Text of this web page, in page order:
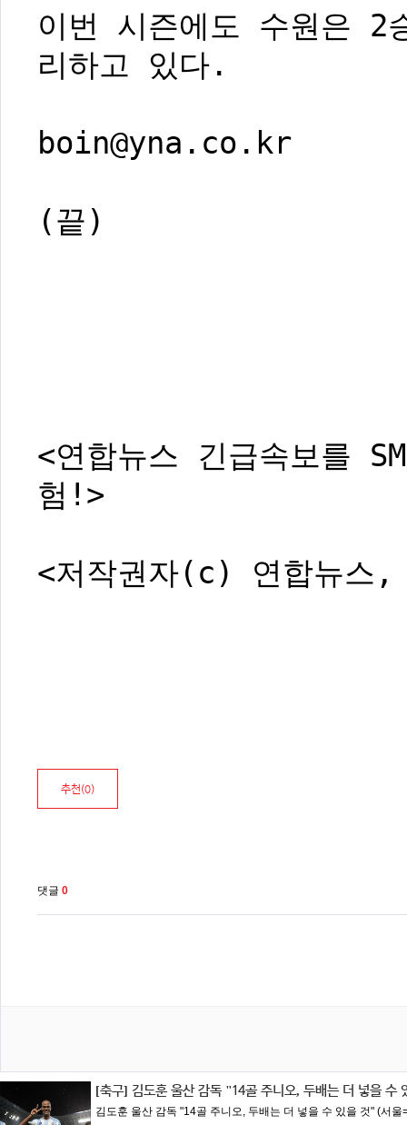
이번 시즌에도 수원은
리하고 있다.
boin@yna.co.kr
(끝)
<연합뉴스 긴급속보를
험!>
<저작권자(c) 연합뉴스
추천(0)
댓글 0
[축구] 김도훈 울산 감독 "14골 주니오, 두배는 더 넣을 수
김도훈 울산 감독 "14골 주니오, 두배는 더 넣을 수 있을 것" (서